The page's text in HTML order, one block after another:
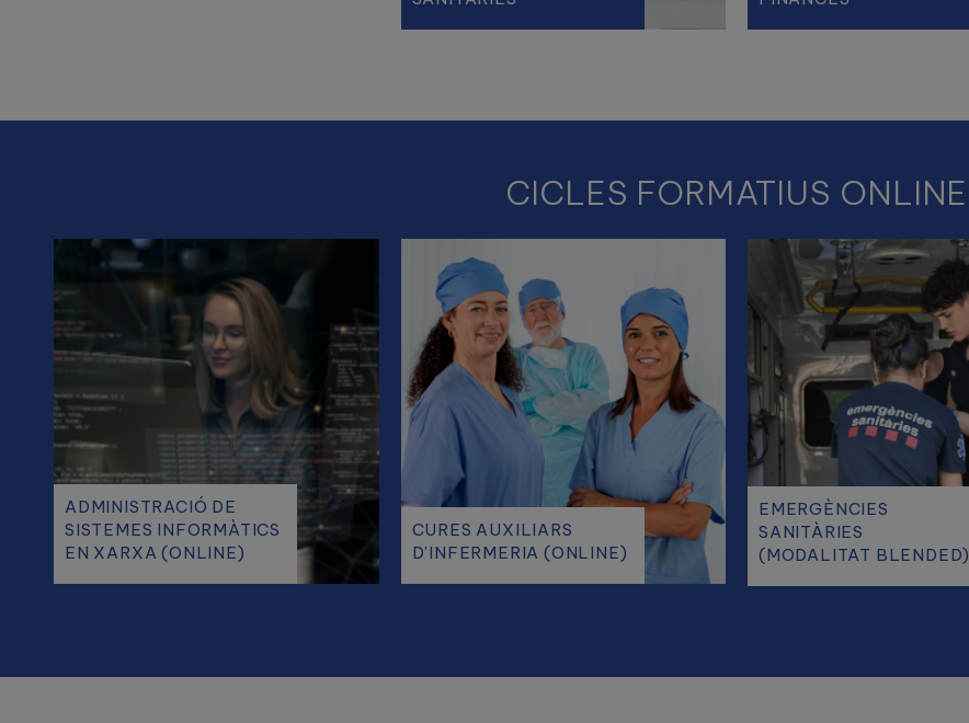
CICLES FORMATIUS ONLINE
ADMINISTRACIÓ DE
SISTEMES INFORMÀTICS
EN XARXA (ONLINE)
CURES AUXILIARS
D’INFERMERIA (ONLINE)
EMERGÈNCIES
SANITÀRIES
(MODALITAT BLENDED)